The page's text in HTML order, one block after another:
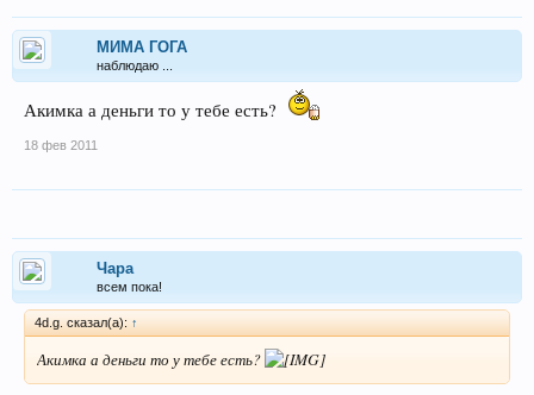
МИМА ГОГА
наблюдаю ...
Акимка а деньги то у тебе есть?
18 фев 2011
Чара
всем пока!
4d.g. сказал(а): ↑
Акимка а деньги то у тебе есть?